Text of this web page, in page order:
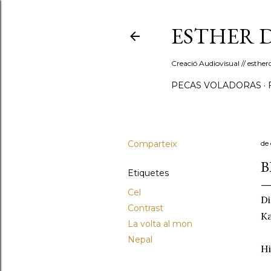
ESTHER
Creació Audiovisual //
PECAS VOLADORAS
Comparteix
Etiquetes
Cel
Contrast
La volta al mon
Nepal
de